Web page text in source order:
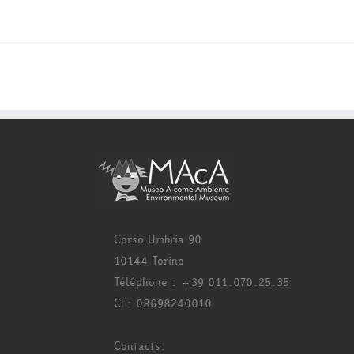
Corso Umbria 90
10144 Torino
Téléphone : +39 011.070.25.35
CF: 08698240010
Contacts: